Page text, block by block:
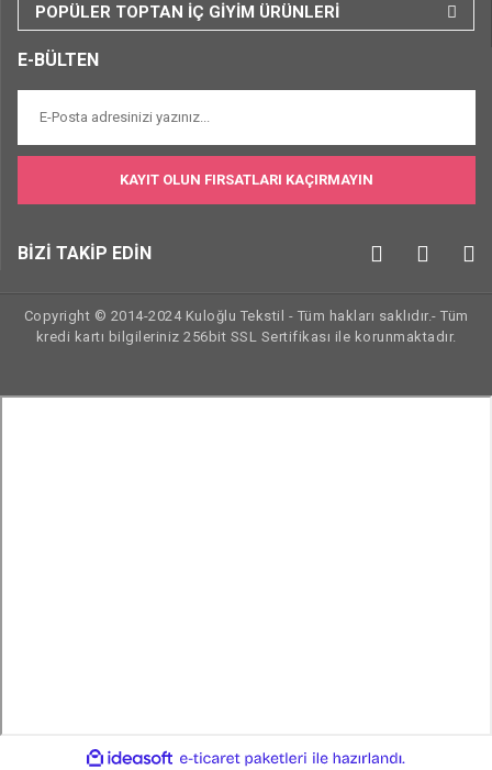
POPÜLER TOPTAN İÇ GİYİM ÜRÜNLERİ
E-BÜLTEN
KAYIT OLUN FIRSATLARI KAÇIRMAYIN
BİZİ TAKİP EDİN
Copyright © 2014-2024 Kuloğlu Tekstil - Tüm hakları saklıdır.- Tüm
kredi kartı bilgileriniz 256bit SSL Sertifikası ile korunmaktadır.
ideasoft e-